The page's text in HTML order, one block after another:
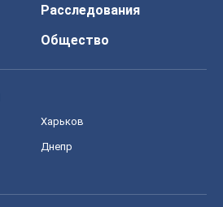
Расследования
Общество
Харьков
Днепр